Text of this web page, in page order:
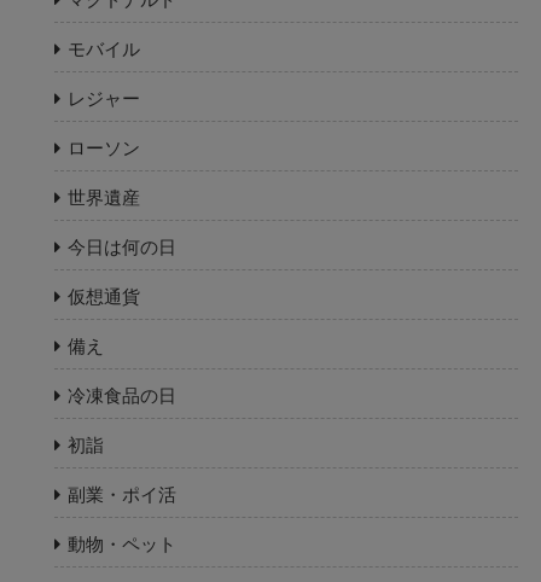
モバイル
レジャー
ローソン
世界遺産
今日は何の日
仮想通貨
備え
冷凍食品の日
初詣
副業・ポイ活
動物・ペット